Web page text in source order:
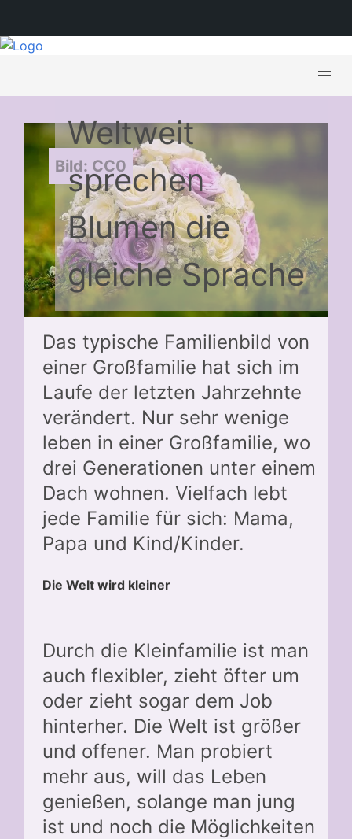
Bild: CC0
Weltweit
sprechen
Blumen die
gleiche Sprache
Das typische Familienbild von
einer Großfamilie hat sich im
Laufe der letzten Jahrzehnte
verändert. Nur sehr wenige
leben in einer Großfamilie, wo
drei Generationen unter einem
Dach wohnen. Vielfach lebt
jede Familie für sich: Mama,
Papa und Kind/Kinder.
Die Welt wird kleiner
Durch die Kleinfamilie ist man
auch flexibler, zieht öfter um
oder zieht sogar dem Job
hinterher. Die Welt ist größer
und offener. Man probiert
mehr aus, will das Leben
genießen, solange man jung
ist und noch die Möglichkeiten